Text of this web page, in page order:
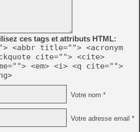
ces tags et attributs HTML:
<abbr title=""> <acronym
cite=""> <cite>
<em> <i> <q cite="">
Votre nom *
Votre adresse email *